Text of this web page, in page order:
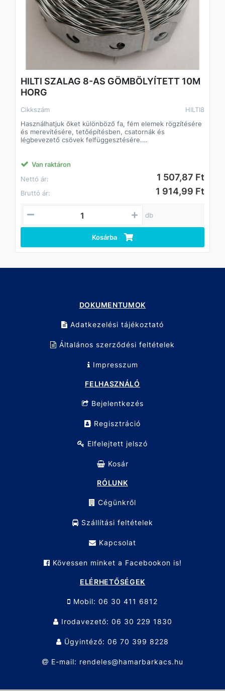
HILTI SZALAG 8-AS GÖMBÖLYÍTETT 10M
HORG
Cikkszám
HILTI8
Használhatjuk őket különböző fa, fém elemek rögzítésére
és merevítésére, tetőépítésben, csatornák és
légbevezető csövek felfüggesztésére.
Van raktáron
Nettó ár:
1 507,87 Ft
Bruttó ár: 1 914,99 Ft
db
Kosárba
DOKUMENTUMOK
Adatkezelési tájékoztató
Általános szerződési feltételek
Impresszum
FELHASZNÁLÓ
Bejelentkezés
Regisztráció
Elfelejtett jelszó
Kosár
RÓLUNK
Cégünkről
Szállítási feltételek
Kapcsolat
Kövessen minket a Facebookon is!
ELÉRHETŐSÉGEK
Mobil: 06 30 411 6812
Irodavezető: 06 30 229 1830
Ügyintéző: 06 70 399 8228
E-mail: rendeles@hamarbarkacs.hu